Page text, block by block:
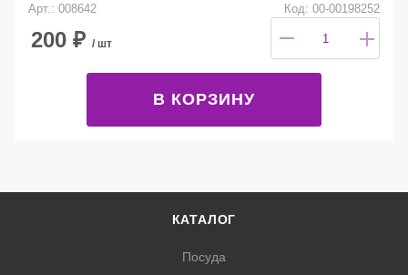
Арт.: 008642
Код: 00-00198252
200 ₽ / шт
В КОРЗИНУ
КАТАЛОГ
Посуда